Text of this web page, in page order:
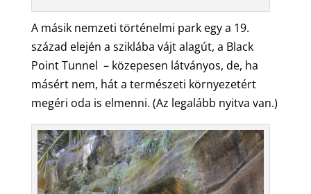
A másik nemzeti történelmi park egy a 19.
század elején a sziklába vájt alagút, a Black
Point Tunnel – közepesen látványos, de, ha
másért nem, hát a természeti környezetért
megéri oda is elmenni. (Az legalább nyitva van.)